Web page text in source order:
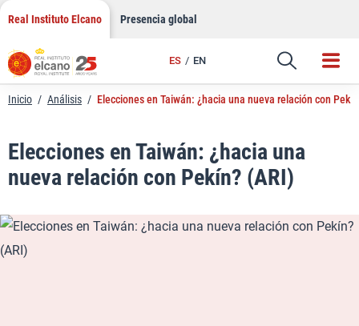
Saltar
contenido
Real Instituto Elcano Presencia global
ES EN
Enlace
Inicio / Análisis / Elecciones en Taiwán: ¿hacia una nueva relación con
Elecciones en Taiwán: ¿hacia una
nueva relación con Pekín? (ARI)